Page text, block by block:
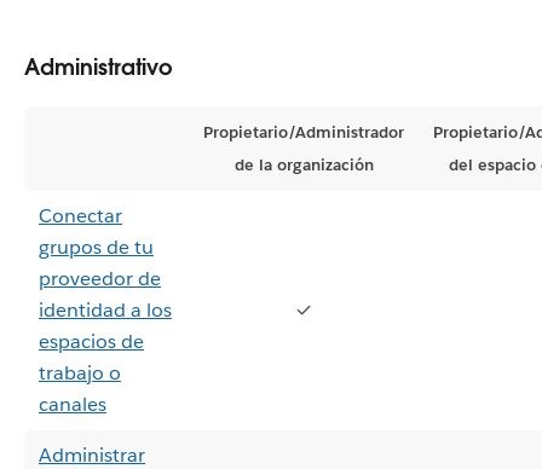
Administrativo
Propietario/Administrador
de la organización
Propietario/
del espacio
Conectar
grupos de tu
proveedor de
identidad a los
espacios de
trabajo o
canales
✓
Administrar